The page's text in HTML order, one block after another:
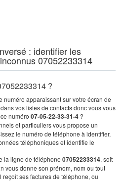
: identifier les
07052233314
?
numéro apparaissant sur votre écran de
vos listes de contacts donc vous vous
numéro 07-05-22-33-31-4 ?
et particuliers vous propose un
le numéro de téléphone à identifier,
téléphoniques et identifie le
la ligne de téléphone 07052233314, soit
vous donne son prénom, nom ou tout
ses factures de téléphone, ou